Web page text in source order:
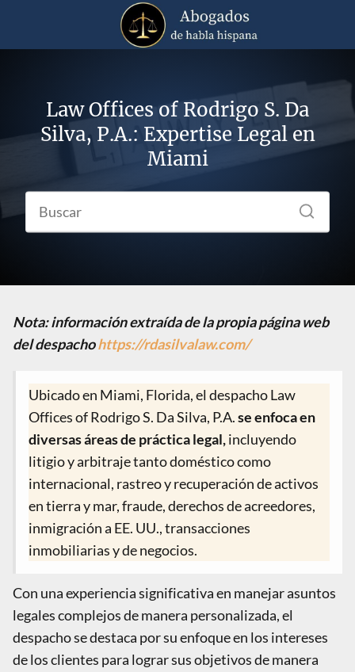
Law Offices of Rodrigo S. Da
Silva, P.A.: Expertise Legal en
Miami
Nota: información extraída de la propia página web
del despachohttps://rdasilvalaw.com/
Ubicado en Miami, Florida, el despacho Law
Offices of Rodrigo S. Da Silva, P.A.se enfoca en
diversas áreas de práctica legal,incluyendo
litigio y arbitraje tanto doméstico como
internacional, rastreo y recuperación de activos
en tierra y mar, fraude, derechos de acreedores,
inmigración a EE. UU., transacciones
inmobiliarias y de negocios.
Con una experiencia significativa en manejar asuntos
legales complejos de manera personalizada, el
despacho se destaca por su enfoque en los intereses
de los clientes para lograr sus objetivos de manera